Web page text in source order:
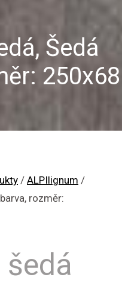
Šedá
250x68
/ ALPIlignum /
rozměr:
šedá